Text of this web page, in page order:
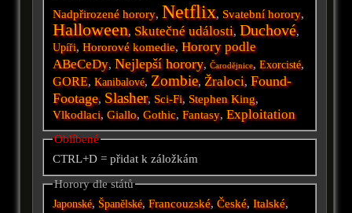
Nadpřirozené horory, Netflix, Svatební horory,
Halloween, Skutečné události, Duchové,
Upíři,Hororové komedie,Horory podle
ABeCeDy, Nejlepší horory,Čarodějnice,Exorcisté,
GORE,Kanibalové, Zombie, Žraloci, Found-
Footage, Slasher, Sci-Fi, Stephen King,
Vlkodlaci,Giallo,Gothic,Fantasy,Exploitation
Oblíbené
CTRL+D = přidat k záložkám
Horory dle států
Japonské, Španělské,Francouzské,České,Italské,